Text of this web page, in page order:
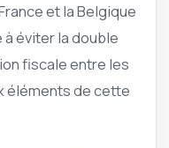
et la Belgique
éviter la double
fiscale entre les
éléments de cette